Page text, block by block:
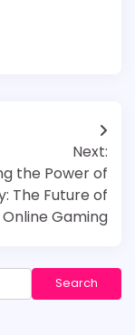
Next:
the Power of
The Future of
Online Gaming
Search